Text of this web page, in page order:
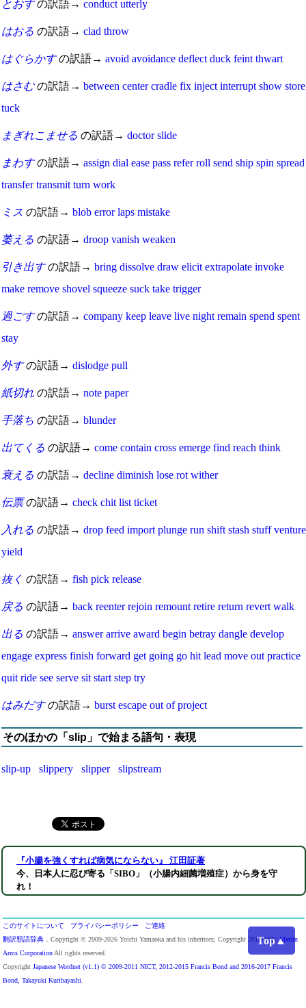
Top▲
とおすの訳語→ conduct utterly
はおる の訳語→ clad throw
はぐらかすの訳語→ avoid avoidance deflect duck feint thwart
はさむの訳語→ between center cradle fix inject interrupt show store
tuck
まぎれこませる の訳語→ doctor slide
まわすの訳語→ assign dial ease pass refer roll send ship spin spread
transfer transmit turn work
ミス の訳語→ blob error laps mistake
萎える の訳語→ droop vanish weaken
引き出すの訳語→ bring dissolve draw elicit extrapolate invoke
make remove shovel squeeze suck take trigger
過ごすの訳語→ company keep leave live night remain spend spent
stay
外すの訳語→ dislodge pull
紙切れ の訳語→ note paper
手落ち の訳語→ blunder
出てくる の訳語→ come contain cross emerge find reach think
衰える の訳語→ decline diminish lose rot wither
伝票の訳語→ check chit list ticket
入れる の訳語→ drop feed import plunge run shift stash stuff venture
yield
抜く の訳語→ fish pick release
戻る の訳語→ back reenter rejoin remount retire return revert walk
出る の訳語→ answer arrive award begin betray dangle develop
engage express finish forward get going go hit lead move out practice
quit ride see serve sit start step try
はみだすの訳語→ burst escape out of project
そのほかの「slip」で始まる語句・表現
slip-up slippery slipper slipstream
『小腸を強くすれば病気にならない』 江田証著
今、日本人に忍び寄る「SIBO」（小腸内細菌増殖症）から身を守
れ！
このサイトについて プライバシーポリシー
ご連絡
翻訳類語辞典 ．Copyright © 2009-2026 Yoichi Yamaoka and his inheritors; Copyright 2013-2026 Marlin
Arms Corporation All rights reserved.
Copyright Japanese Wordnet (v1.1) © 2009-2011 NICT, 2012-2015 Francis Bond and 2016-2017 Francis
Bond, Takayuki Kuribayashi